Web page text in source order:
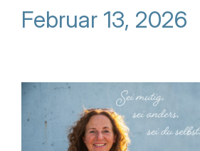
Februar 13, 2026